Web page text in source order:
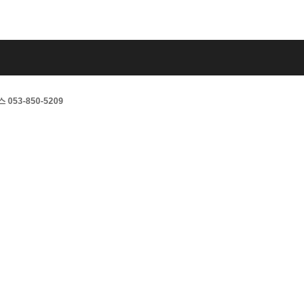
053-850-5209